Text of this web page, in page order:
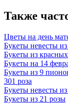
Также
Цветы на день
Букеты невесты
Букеты из
Букеты на 14
Букеты из 9
301 роза
Букеты невесты
Букеты из 21 розы